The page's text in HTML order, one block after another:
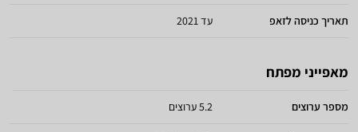
תאריך כניסה לזאפ עד 2021
מאפייני מפתח
מספר ערוצים 5.2 ערוצים